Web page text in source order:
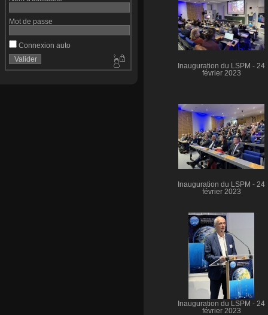
Mot de passe
Connexion auto
Inauguration du LSPM - 24
février 2023
Inauguration du LSPM - 24
février 2023
Inauguration du LSPM - 24
février 2023